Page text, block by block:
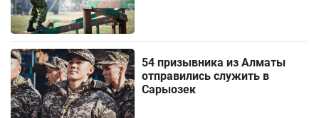
54 призывника из Алматы
отправились служить в
Сарыозек